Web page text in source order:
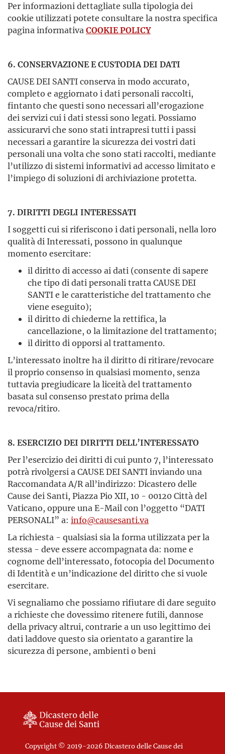
Per informazioni dettagliate sulla tipologia dei
cookie utilizzati potete consultare la nostra specifica
pagina informativa COOKIE POLICY
6. CONSERVAZIONE E CUSTODIA DEI DATI
CAUSE DEI SANTI conserva in modo accurato,
completo e aggiornato i dati personali raccolti,
fintanto che questi sono necessari all’erogazione
dei servizi cui i dati stessi sono legati. Possiamo
assicurarvi che sono stati intrapresi tutti i passi
necessari a garantire la sicurezza dei vostri dati
personali una volta che sono stati raccolti, mediante
l’utilizzo di sistemi informativi ad accesso limitato e
l’impiego di soluzioni di archiviazione protetta.
7. DIRITTI DEGLI INTERESSATI
I soggetti cui si riferiscono i dati personali, nella loro
qualità di Interessati, possono in qualunque
momento esercitare:
il diritto di accesso ai dati (consente di sapere
che tipo di dati personali tratta CAUSE DEI
SANTI e le caratteristiche del trattamento che
viene eseguito);
il diritto di chiederne la rettifica, la
cancellazione, o la limitazione del trattamento;
il diritto di opporsi al trattamento.
L’interessato inoltre ha il diritto di ritirare/revocare
il proprio consenso in qualsiasi momento, senza
tuttavia pregiudicare la liceità del trattamento
basata sul consenso prestato prima della
revoca/ritiro.
8. ESERCIZIO DEI DIRITTI DELL’INTERESSATO
Per l’esercizio dei diritti di cui punto 7, l’interessato
potrà rivolgersi a CAUSE DEI SANTI inviando una
Raccomandata A/R all’indirizzo: Dicastero delle
Cause dei Santi, Piazza Pio XII, 10 - 00120 Città del
Vaticano, oppure una E-Mail con l’oggetto “DATI
PERSONALI” a: info@causesanti.va
La richiesta - qualsiasi sia la forma utilizzata per la
stessa - deve essere accompagnata da: nome e
cognome dell’interessato, fotocopia del Documento
di Identità e un’indicazione del diritto che si vuole
esercitare.
Vi segnaliamo che possiamo rifiutare di dare seguito
a richieste che dovessimo ritenere futili, dannose
della privacy altrui, contrarie a un uso legittimo dei
dati laddove questo sia orientato a garantire la
sicurezza di persone, ambienti o beni
Copyright © 2019-2026 Dicastero delle Cause dei